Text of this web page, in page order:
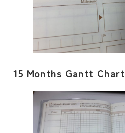
15 Months Gantt Chart